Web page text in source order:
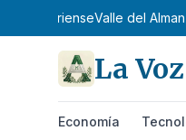
AlmerienseValle del
La
Economía